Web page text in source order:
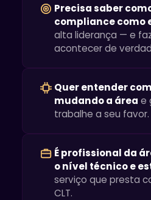
Precisa saber
compliance como
alta liderança — e
acontecer de
Quer entender
mudando a área e
trabalhe a seu favor.
É profissional da
o nível técnico e
serviço que presta
CLT.